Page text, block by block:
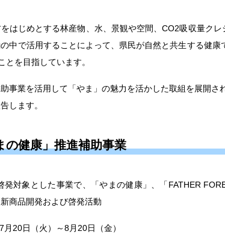
はじめとする林産物、水、景観や空間、CO2吸収量ク
中で活用することによって、県民が自然と共生する健康
とを目指しています。
事業を活用して「やま」の魅力を活かした取組を展開さ
します。
の健康」推進補助事業
発対象とした事業で、「やまの健康」、「FATHER
商品開発および啓発活動
月20日（火）～8月20日（金）